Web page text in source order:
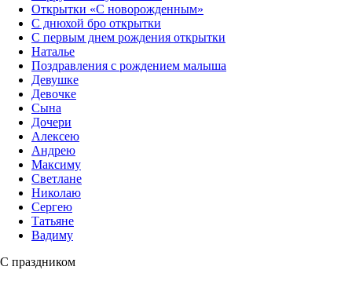
Открытки «‎С новорожденным»
С днюхой бро открытки
С первым днем рождения открытки
Наталье
Поздравления с рождением малыша
Девушке
Девочке
Сына
Дочери
Алексею
Андрею
Максиму
Светлане
Николаю
Сергею
Татьяне
Вадиму
С праздником